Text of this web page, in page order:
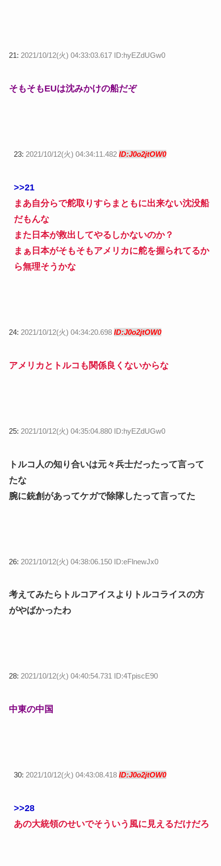
21: 2021/10/12(火) 04:33:03.617 ID:hyEZdUGw0
そもそもEUは沈みかけの船だぞ
23: 2021/10/12(火) 04:34:11.482 ID:J0o2jtOW0
>>21
まあ自分らで舵取りすらまともに出来ない沈没船
だもんな
また日本が救出してやるしかないのか？
まぁ日本がそもそもアメリカに舵を握られてるか
ら無理そうかな
24: 2021/10/12(火) 04:34:20.698 ID:J0o2jtOW0
アメリカとトルコも関係良くないからな
25: 2021/10/12(火) 04:35:04.880 ID:hyEZdUGw0
トルコ人の知り合いは元々兵士だったって言って
たな
腕に銃創があってケガで除隊したって言ってた
26: 2021/10/12(火) 04:38:06.150 ID:eFlnewJx0
考えてみたらトルコアイスよりトルコライスの方
がやばかったわ
28: 2021/10/12(火) 04:40:54.731 ID:4TpiscE90
中東の中国
30: 2021/10/12(火) 04:43:08.418 ID:J0o2jtOW0
>>28
あの大統領のせいでそういう風に見えるだけだろ